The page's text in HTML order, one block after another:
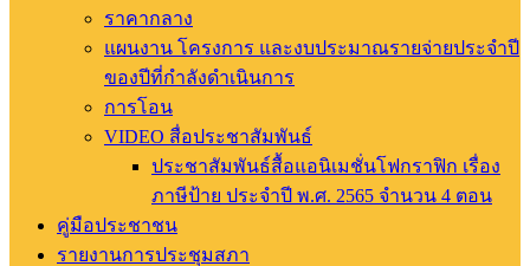
ราคากลาง
แผนงาน โครงการ และงบประมาณรายจ่ายประจำปี
ของปีที่กำลังดำเนินการ
การโอน
VIDEO สื่อประชาสัมพันธ์
ประชาสัมพันธ์สื้อแอนิเมชั่นโฟกราฟิก เรื่อง
ภาษีป้าย ประจำปี พ.ศ. 2565 จำนวน 4 ตอน
คู่มือประชาชน
รายงานการประชุมสภา